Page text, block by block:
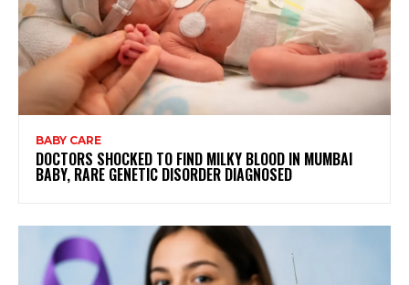
BABY CARE
DOCTORS SHOCKED TO FIND MILKY BLOOD IN MUMBAI
BABY, RARE GENETIC DISORDER DIAGNOSED